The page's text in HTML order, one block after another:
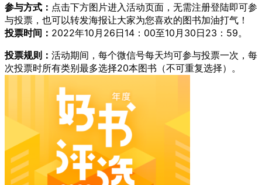
参与方式： 点击下方图片进入活动页面，无需注册登陆即可参
与投票，也可以转发海报让大家为您喜欢的图书加油打气！
投票时间： 2022年10月26日14：00至10月30日23：59。
投票规则： 活动期间，每个微信号每天均可参与投票一次，每
次投票时所有类别最多选择20本图书（不可重复选择）。